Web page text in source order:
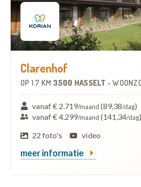
Clarenhof
OP 1.7 KM 3500 HASSELT -
vanaf € 2.719/maand (89,38/dag)
vanaf € 4.299/maand (141,34/dag)
22 foto's
video
meer informatie